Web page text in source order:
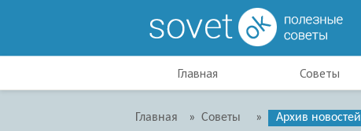
Главная Советы
Главная » Советы » Архив новостей